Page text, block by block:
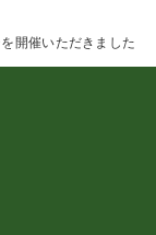
開催いただきました